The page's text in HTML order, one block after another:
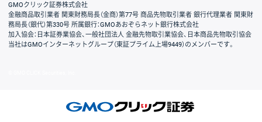
GMOクリック証券株式会社
金融商品取引業者 関東財務局長（金商）第77号 商品先物取引業者 銀行代理業者 関東財
務局長（銀代）第330号 所属銀行：GMOあおぞらネット銀行株式会社
加入協会：日本証券業協会、一般社団法人 金融先物取引業協会、日本商品先物取引協会
当社はGMOインターネットグループ（東証プライム上場9449）のメンバーです。